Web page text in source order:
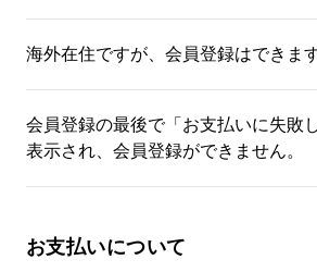
海外在住ですが、会員登録はできま
会員登録の最後で「お支払いに失敗
表示され、会員登録ができません。
お支払いについて